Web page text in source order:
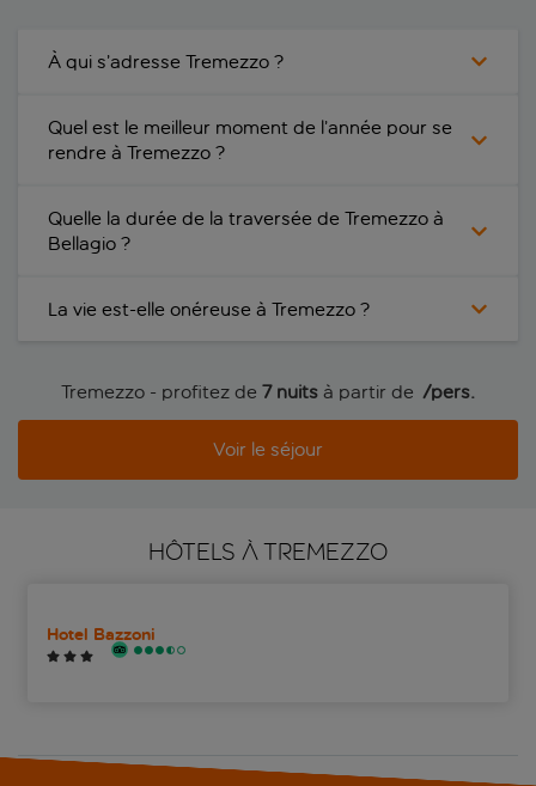
À qui s’adresse Tremezzo ?
Quel est le meilleur moment de l’année pour se
rendre à Tremezzo ?
Quelle la durée de la traversée de Tremezzo à
Bellagio ?
La vie est-elle onéreuse à Tremezzo ?
Tremezzo - profitez de 7 nuits à partir de /pers.
Voir le séjour
HÔTELS À TREMEZZO
Hotel Bazzoni